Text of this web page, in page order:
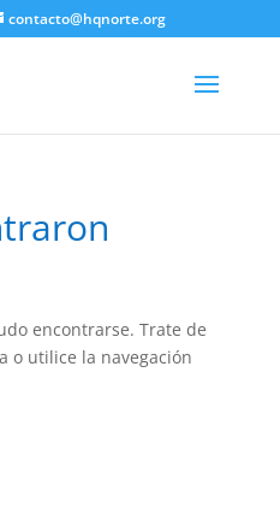
contacto@hqnorte.org
encontrarse. Trate de
o utilice la navegación